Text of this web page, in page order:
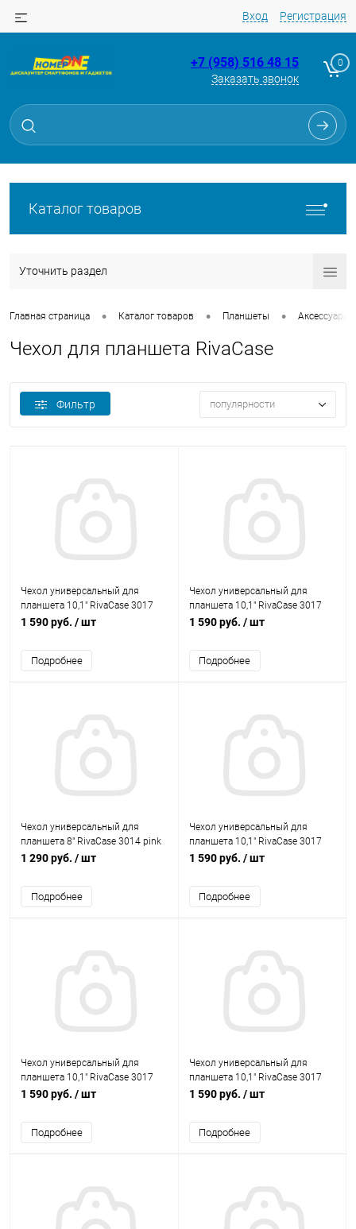
Вход Регистрация
+7 (958) 516 48 15
Заказать звонок
0
Каталог товаров
Уточнить раздел
Главная страница • Каталог товаров • Планшеты • Аксессуары
Чехол для планшета RivaCase
Фильтр популярности
Чехол универсальный для
планшета 10,1" RivaCase 3017
light blue
1 590 руб. / шт
Подробнее
Чехол универсальный для
планшета 10,1" RivaCase 3017
dark blue
1 590 руб. / шт
Подробнее
Чехол универсальный для
планшета 8" RivaCase 3014 pink
1 290 руб. / шт
Подробнее
Чехол универсальный для
планшета 10,1" RivaCase 3017
violet
1 590 руб. / шт
Подробнее
Чехол универсальный для
планшета 10,1" RivaCase 3017
red
1 590 руб. / шт
Подробнее
Чехол универсальный для
планшета 10,1" RivaCase 3017
black
1 590 руб. / шт
Подробнее